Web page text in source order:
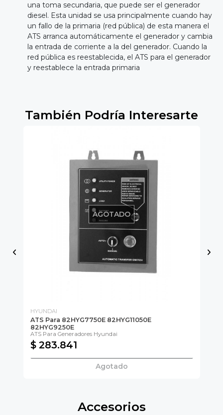
una toma secundaria, que puede ser el generador
diesel. Esta unidad se usa principalmente cuando hay
un fallo de la primaria (red pública) de esta manera el
ATS arranca automáticamente el generador y cambia
la entrada de corriente a la del generador. Cuando la
red pública es reestablecida, el ATS para el generador
y reestablece la entrada primaria
También Podría Interesarte
AGOTADO
HYUNDAI
ATS Para 82HYG7750E 82HYG11050E
82HYG9250E
ATS Para Generadores Hyundai
$ 283.841
Agotado
Accesorios